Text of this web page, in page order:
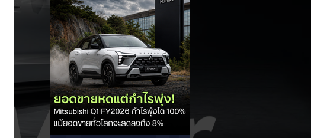
ใช้เครือข่ายซัพพลายเชนชิ้นส่วนใน
ประเทศ โดยเตรียมเสนอ ครม.
พิจารณาภายในเดือนกันยายน 2569 นี้
ให้สิทธิประโยชน์คนตั้งโรงงาน: รัฐบาล
เน้นสร้างความเท่าเทียมและกระตุ้นการ
ลงทุนในประเทศ โดยให้สิทธิประโยชน์ดี
กว่าแก่ผู้